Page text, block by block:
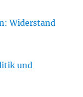
Widerstand
und